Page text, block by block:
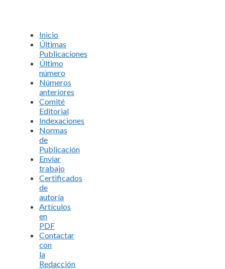
Inicio
Últimas
Publicaciones
Último
número
Números
anteriores
Comité
Editorial
Indexaciones
Normas
de
Publicación
Enviar
trabajo
Certificados
de
autoría
Artículos
en
PDF
Contactar
con
la
Redacción